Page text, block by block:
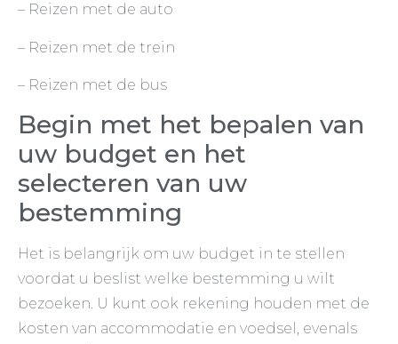
– Reizen met de auto
– Reizen met de trein
– Reizen met de bus
Begin met het bepalen van
uw budget en het
selecteren van uw
bestemming
Het is belangrijk om uw budget in te stellen
voordat u beslist welke bestemming u wilt
bezoeken. U kunt ook rekening houden met de
kosten van accommodatie en voedsel, evenals